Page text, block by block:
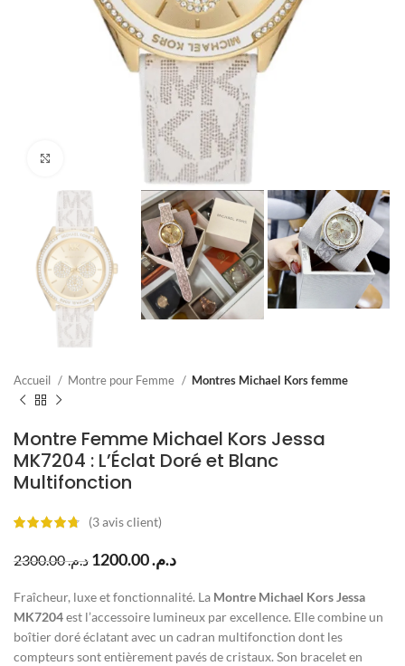
Accueil Montre pour Femme Montres Michael Kors femme
Montre Femme Michael Kors Jessa
MK7204 : L’Éclat Doré et Blanc
Multifonction
(3avis client)
د.م.2300.00 د.م.
Fraîcheur, luxe et fonctionnalité. La Montre Michael Kors Jessa
MK7204est l’accessoire lumineux par excellence. Elle combine un
boîtier doré éclatant avec un cadran multifonction dont les
compteurs sont entièrement pavés de cristaux. Son bracelet en